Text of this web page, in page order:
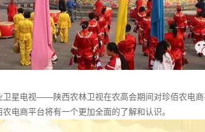
星电视——陕西农林卫视在农高会期间对珍佰农电
电商平台将有一个更加全面的了解和认识。